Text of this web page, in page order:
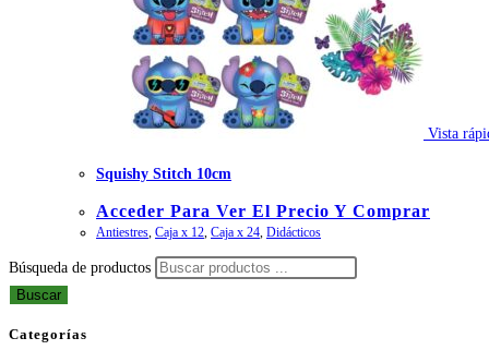
Vista
Squishy Stitch 10cm
Acceder Para Ver El Precio Y Comprar
Antiestres Caja x 12 Caja x 24 Didácticos
Búsqueda de productos
Buscar
Categorías